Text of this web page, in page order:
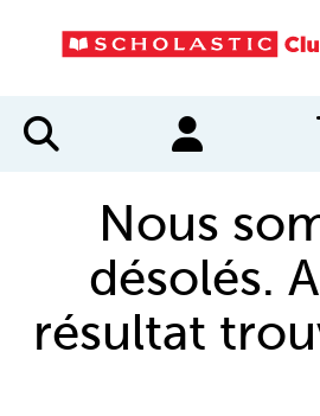
Nous
désolés.
résultat